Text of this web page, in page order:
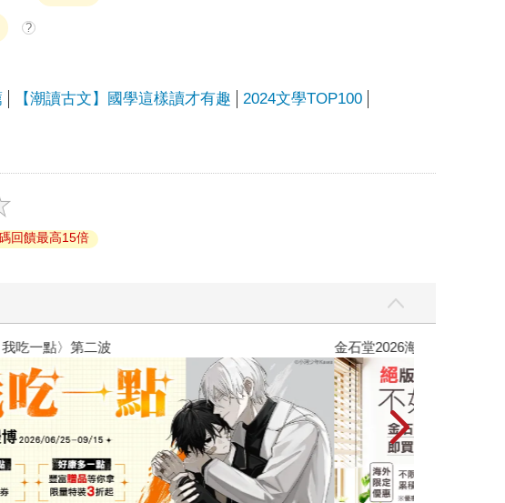
?
【潮讀古文】國學這樣讀才有趣 2024文學TOP100
回饋最高15倍
〈你好，我吃一點〉第二波 金石堂2026海